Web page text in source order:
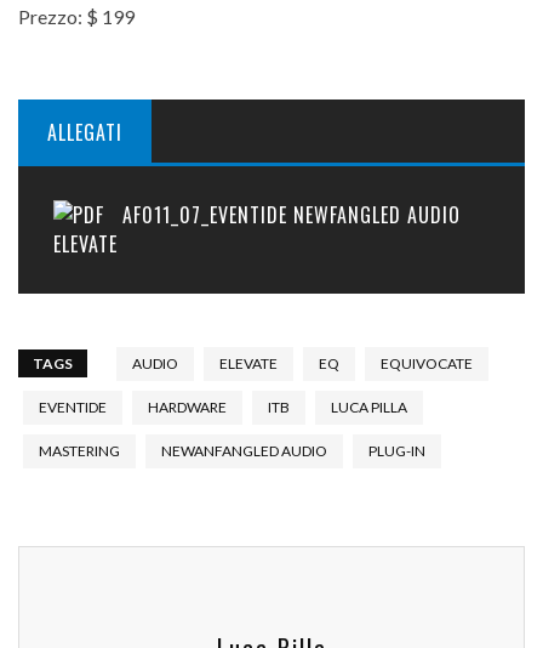
Prezzo: $ 199
ALLEGATI
AF011_07_EVENTIDE NEWFANGLED AUDIO
ELEVATE
TAGS AUDIO ELEVATE EQ EQUIVOCATE
EVENTIDE HARDWARE ITB LUCA PILLA
MASTERING NEWANFANGLED AUDIO PLUG-IN